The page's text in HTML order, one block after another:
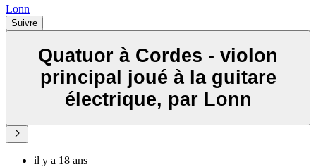
Lonn
Suivre
Quatuor à Cordes - violon
principal joué à la guitare
électrique, par Lonn
il y a 18 ans